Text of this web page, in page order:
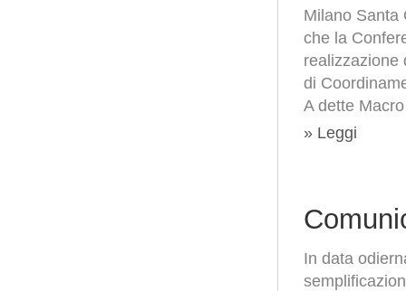
Milano Santa
che la
realizzazione
di
A dette
» Leggi
In data